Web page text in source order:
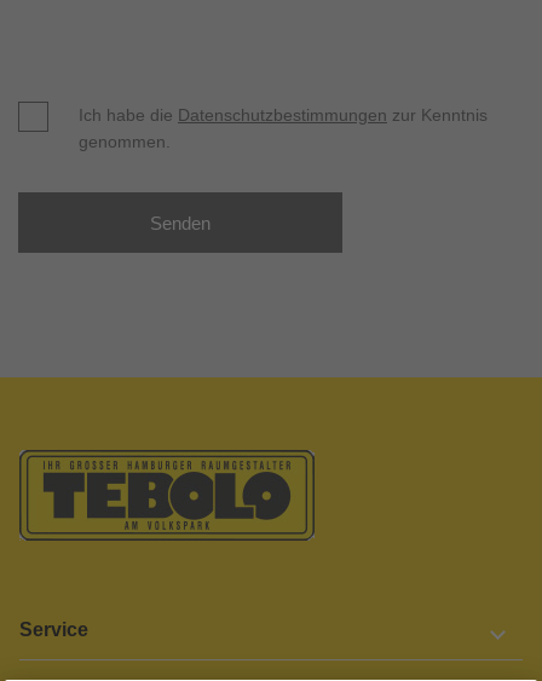
Ich habe die Datenschutzbestimmungen zur Kenntnis
genommen.
Senden
Service